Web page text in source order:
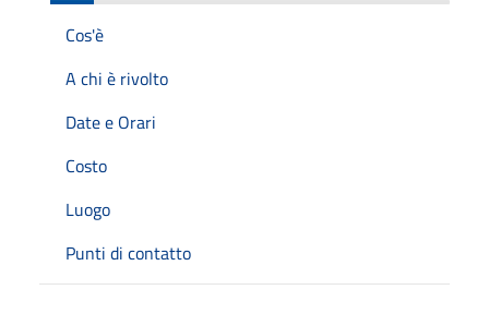
Cos'è
A chi è rivolto
Date e Orari
Costo
Luogo
Punti di contatto